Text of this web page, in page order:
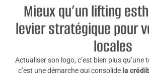
Mieux qu’un lifting
levier stratégique pour
locales
Actualiser son logo, c’est bien plus qu’une
c’est une démarche qui consolide la